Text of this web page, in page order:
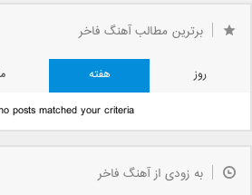
برترین مطالب آهنگ فاخر
روز هفته
posts matched your criteria.
به زودی از آهنگ فاخر